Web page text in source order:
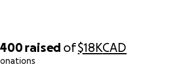
raised of$18KCAD